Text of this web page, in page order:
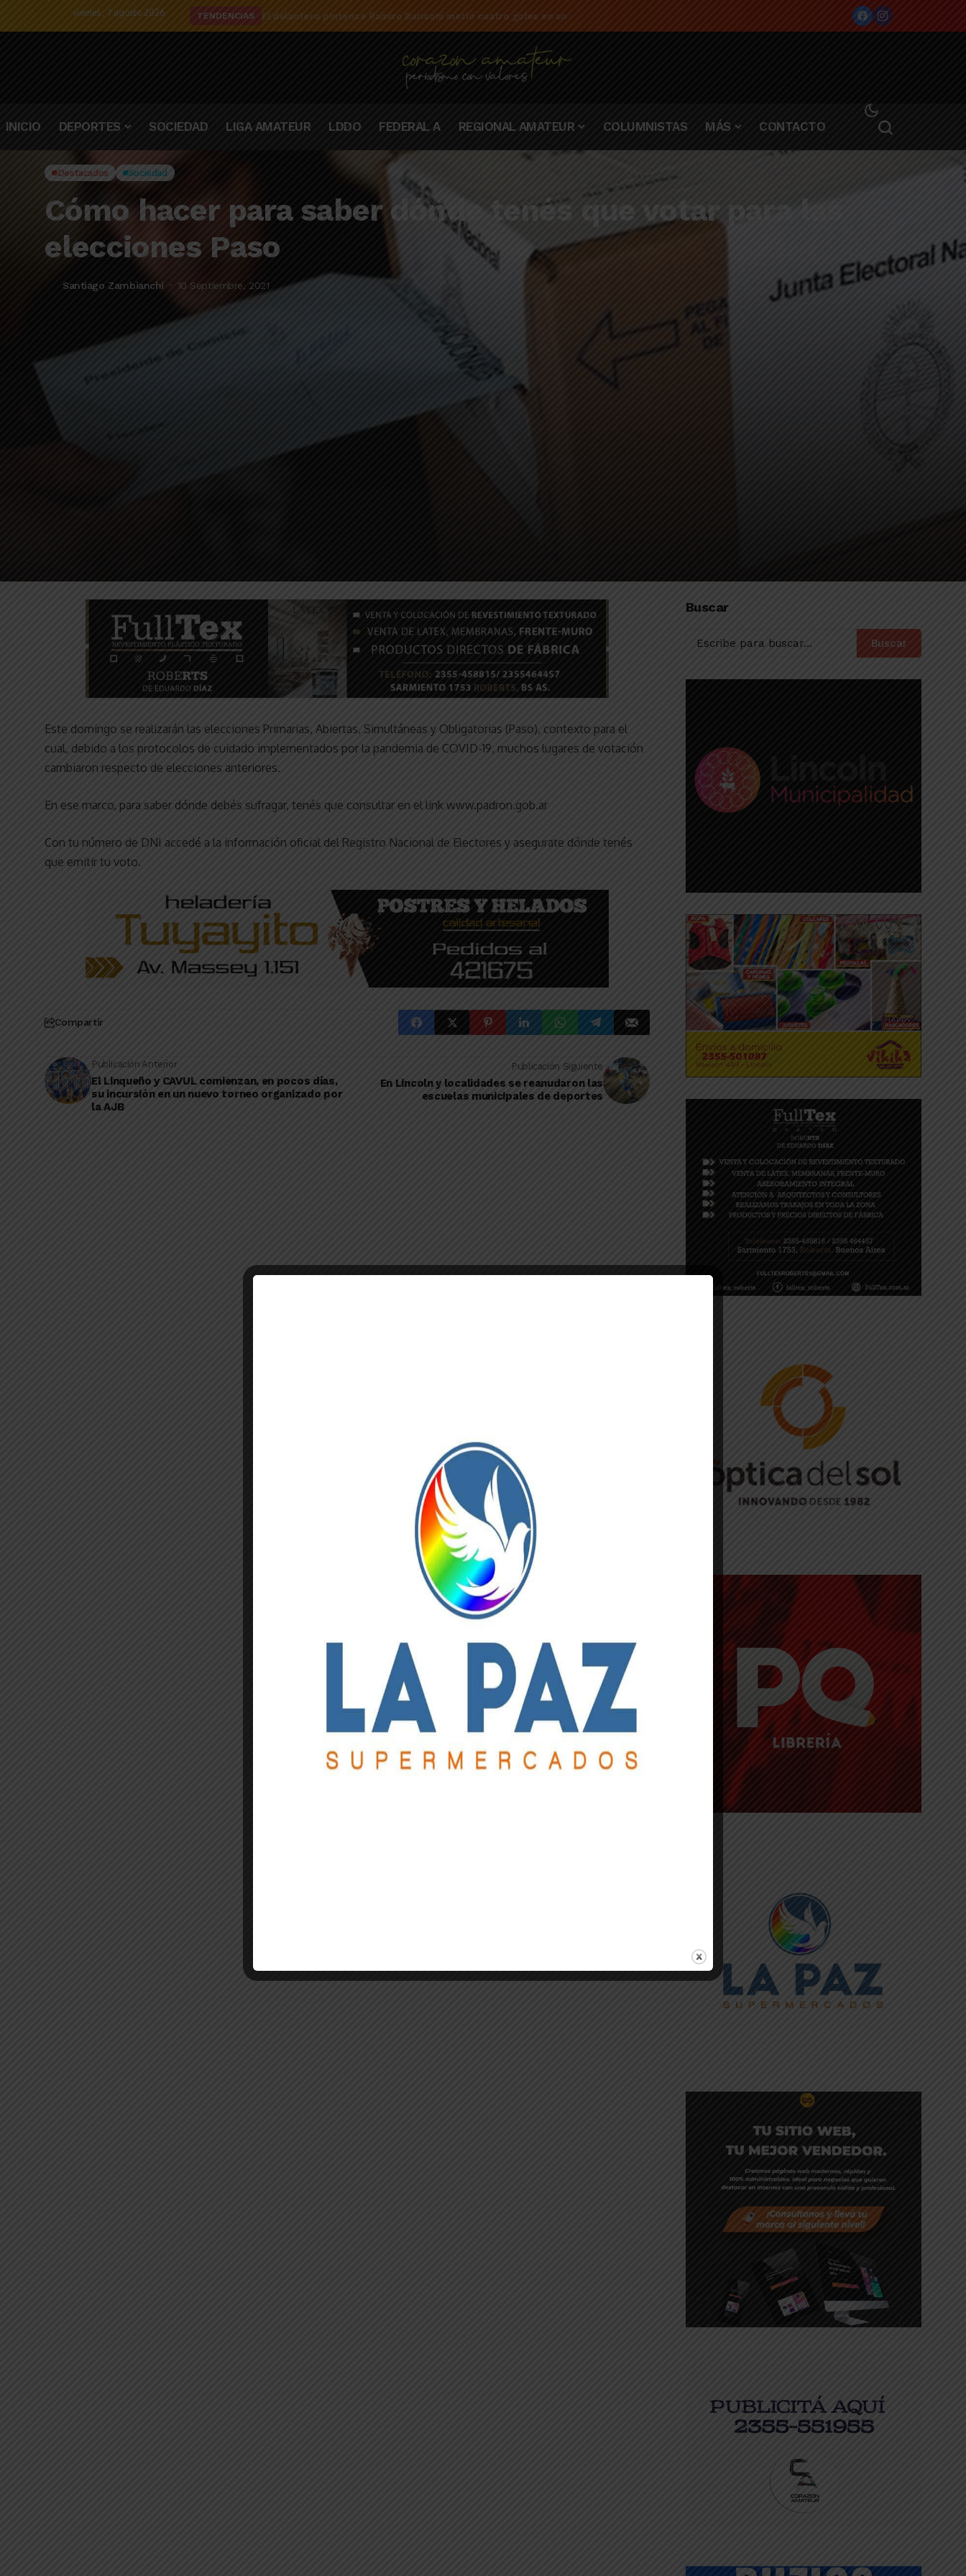
viernes , 7 agosto 2026 TENDENCIAS El delantero pintense Ramiro Barisoni metió cuatro goles en un mismo partido
INICIO DEPORTES SOCIEDAD LIGA AMATEUR LDDO FEDERAL A REGIONAL AMATEUR COLUMNISTAS MÁS CONTACTO
Destacados Sociedad
Cómo hacer para saber dónde tenés que votar para las
elecciones Paso
Santiago Zambianchi 10 Septiembre, 2021
Este domingo se realizarán las elecciones Primarias, Abiertas, Simultáneas y Obligatorias (Paso), contexto para el
cual, debido a los protocolos de cuidado implementados por la pandemia de COVID-19, muchos lugares de votación
cambiaron respecto de elecciones anteriores.
En ese marco, para saber dónde debés sufragar, tenés que consultar en el link www.padron.gob.ar
Con tu número de DNI accedé a la información oficial del Registro Nacional de Electores y asegurate dónde tenés
que emitir tu voto.
Compartir
Publicación Anterior
El Linqueño y CAVUL comienzan, en pocos días,
su incursión en un nuevo torneo organizado por
la AJB
Publicación Siguiente
En Lincoln y localidades se reanudaron las
escuelas municipales de deportes
Buscar
Buscar